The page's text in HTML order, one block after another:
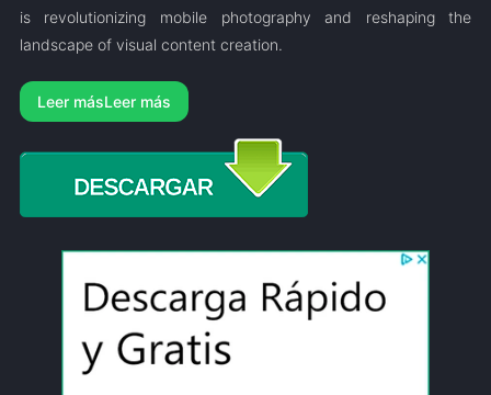
is revolutionizing mobile photography and reshaping the
landscape of visual content creation.
Leer más